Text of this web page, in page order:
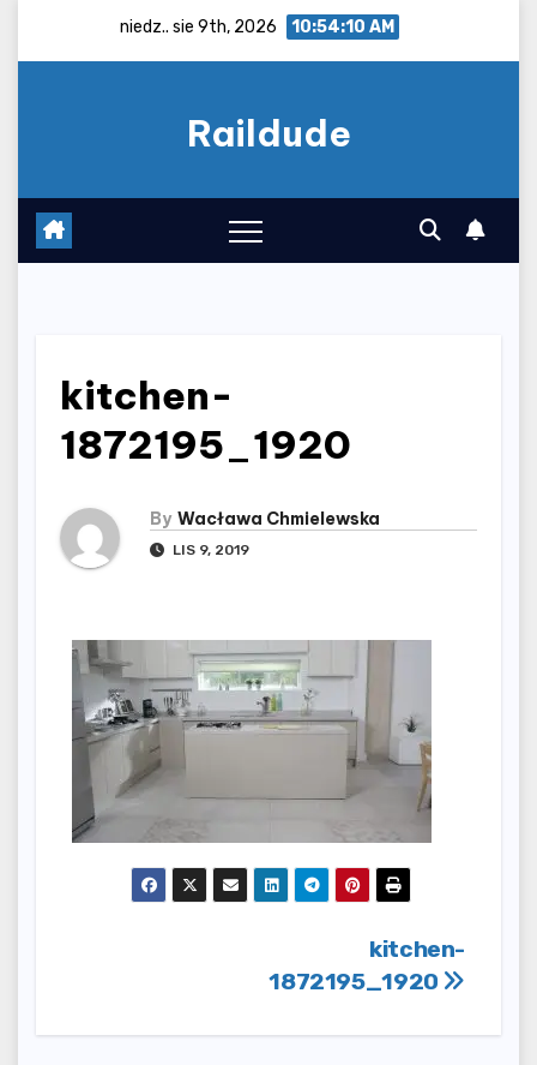
niedz.. sie 9th, 2026 10:54:11 AM
Raildude
kitchen-
1872195_1920
By Wacława Chmielewska
LIS 9, 2019
kitchen-
1872195_1920